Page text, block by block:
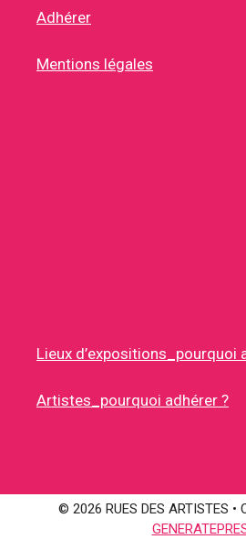
Adhérer
Mentions légales
Lieux d’expositions_pourquoi
Artistes_pourquoi adhérer ?
© 2026 RUES DES ARTISTES •